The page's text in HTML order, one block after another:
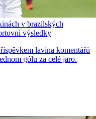
v brazilských
výsledky
lavina komentářů
gólu za celé jaro.